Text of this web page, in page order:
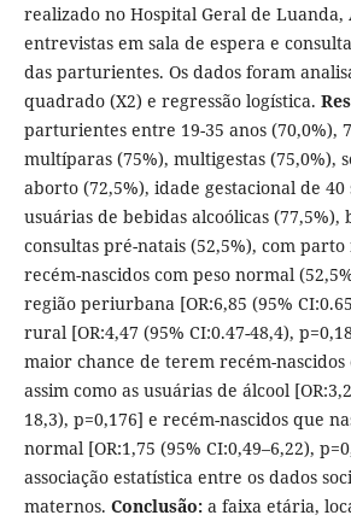
realizado no Hospital Geral de Luanda,
entrevistas em sala de espera e
das parturientes. Os dados foram
quadrado (X2) e regressão logística.
parturientes entre 19-35 anos (70,0%),
multíparas (75%), multigestas (75,0%),
aborto (72,5%), idade gestacional de 40
usuárias de bebidas alcoólicas
consultas pré-natais (52,5%), com
recém-nascidos com peso normal
região periurbana [OR:6,85 (95%
rural [OR:4,47 (95% CI:0.47-48,4),
maior chance de terem recém-
assim como as usuárias de álcool
18,3), p=0,176] e recém-nascidos que
normal [OR:1,75 (95% CI:0,49–6,22),
associação estatística entre os dados
maternos. Conclusão:a faixa etária,